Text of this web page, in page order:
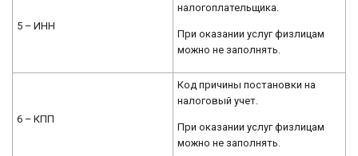
5 – ИНН
налогоплательщика.
При оказании услуг физлицам
можно не заполнять.
6 – КПП
Код причины постановки на
налоговый учет.
При оказании услуг физлицам
можно не заполнять.